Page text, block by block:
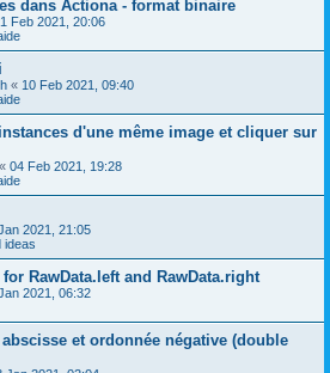
dans Actiona - format binaire
Feb 2021, 20:06
« 10 Feb 2021, 09:40
d'une même image et cliquer sur
« 04 Feb 2021, 19:28
2021, 21:05
ideas
RawData.left and RawData.right
2021, 06:32
et ordonnée négative (double